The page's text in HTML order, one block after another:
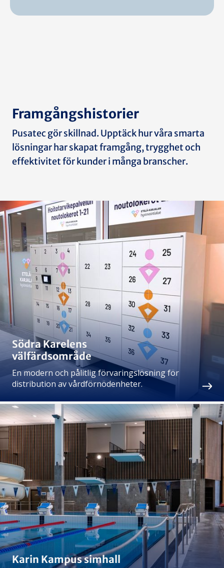
Framgångshistorier
Pusatec gör skillnad. Upptäck hur våra smarta
lösningar har skapat framgång, trygghet och
effektivitet för kunder i många branscher.
Södra Karelens
välfärdsområde
En modern och pålitlig förvaringslösning för
distribution av vårdförnödenheter.
Karin Kampus simhall